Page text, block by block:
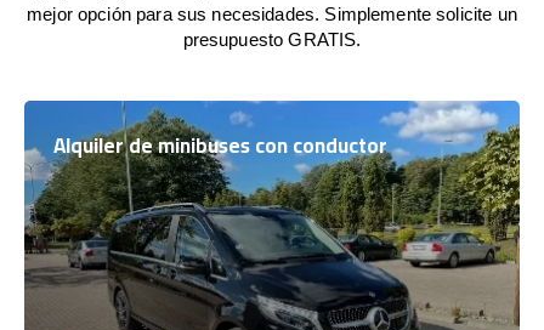
mejor opción para sus necesidades. Simplemente solicite un
presupuesto GRATIS.
Alquiler de minibuses con conductor